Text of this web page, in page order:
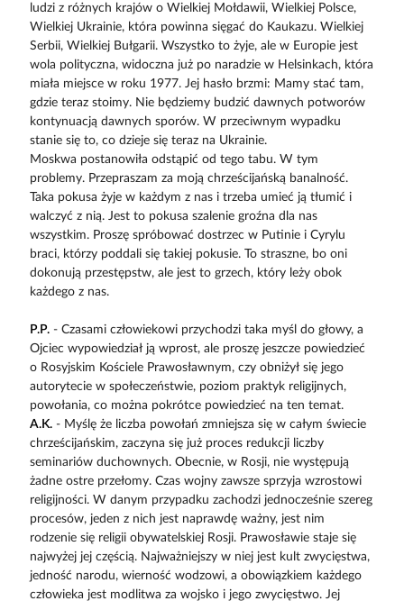
ludzi z różnych krajów o Wielkiej Mołdawii, Wielkiej Polsce,
Wielkiej Ukrainie, która powinna sięgać do Kaukazu. Wielkiej
Serbii, Wielkiej Bułgarii. Wszystko to żyje, ale w Europie jest
wola polityczna, widoczna już po naradzie w Helsinkach, która
miała miejsce w roku 1977. Jej hasło brzmi: Mamy stać tam,
gdzie teraz stoimy. Nie będziemy budzić dawnych potworów
kontynuacją dawnych sporów. W przeciwnym wypadku
stanie się to, co dzieje się teraz na Ukrainie.
Moskwa postanowiła odstąpić od tego tabu. W tym
problemy. Przepraszam za moją chrześcijańską banalność.
Taka pokusa żyje w każdym z nas i trzeba umieć ją tłumić i
walczyć z nią. Jest to pokusa szalenie groźna dla nas
wszystkim. Proszę spróbować dostrzec w Putinie i Cyrylu
braci, którzy poddali się takiej pokusie. To straszne, bo oni
dokonują przestępstw, ale jest to grzech, który leży obok
każdego z nas.
P.P.- Czasami człowiekowi przychodzi taka myśl do głowy, a
Ojciec wypowiedział ją wprost, ale proszę jeszcze powiedzieć
o Rosyjskim Kościele Prawosławnym, czy obniżył się jego
autorytecie w społeczeństwie, poziom praktyk religijnych,
powołania, co można pokrótce powiedzieć na ten temat.
A.K.- Myślę że liczba powołań zmniejsza się w całym świecie
chrześcijańskim, zaczyna się już proces redukcji liczby
seminariów duchownych. Obecnie, w Rosji, nie występują
żadne ostre przełomy. Czas wojny zawsze sprzyja wzrostowi
religijności. W danym przypadku zachodzi jednocześnie szereg
procesów, jeden z nich jest naprawdę ważny, jest nim
rodzenie się religii obywatelskiej Rosji. Prawosławie staje się
najwyżej jej częścią. Najważniejszy w niej jest kult zwycięstwa,
jedność narodu, wierność wodzowi, a obowiązkiem każdego
człowieka jest modlitwa za wojsko i jego zwycięstwo. Jej